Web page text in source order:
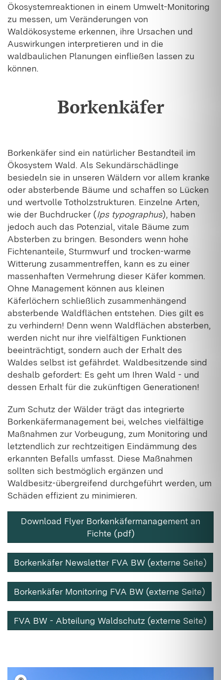
Ökosystemreaktionen in einem Umwelt-Monitoring
zu messen, um Veränderungen von
Waldökosysteme erkennen, ihre Ursachen und
Auswirkungen interpretieren und in die
waldbaulichen Planungen einfließen lassen zu
können.
Borkenkäfer
Borkenkäfer sind ein natürlicher Bestandteil im
Ökosystem Wald. Als Sekundärschädlinge
besiedeln sie in unseren Wäldern vor allem kranke
oder absterbende Bäume und schaffen so Lücken
und wertvolle Totholzstrukturen. Einzelne Arten,
wie der Buchdrucker (Ips typographus), haben
jedoch auch das Potenzial, vitale Bäume zum
Absterben zu bringen. Besonders wenn hohe
Fichtenanteile, Sturmwurf und trocken-warme
Witterung zusammentreffen, kann es zu einer
massenhaften Vermehrung dieser Käfer kommen.
Ohne Management können aus kleinen
Käferlöchern schließlich zusammenhängend
absterbende Waldflächen entstehen. Dies gilt es
zu verhindern! Denn wenn Waldflächen absterben,
werden nicht nur ihre vielfältigen Funktionen
beeinträchtigt, sondern auch der Erhalt des
Waldes selbst ist gefährdet. Waldbesitzende sind
deshalb gefordert: Es geht um Ihren Wald - und
dessen Erhalt für die zukünftigen Generationen!
Zum Schutz der Wälder trägt das integrierte
Borkenkäfermanagement bei, welches vielfältige
Maßnahmen zur Vorbeugung, zum Monitoring und
letztendlich zur rechtzeitigen Eindämmung des
erkannten Befalls umfasst. Diese Maßnahmen
sollten sich bestmöglich ergänzen und
Waldbesitz-übergreifend durchgeführt werden, um
Schäden effizient zu minimieren.
Download Flyer Borkenkäfermanagement an
Fichte (pdf)
Borkenkäfer Newsletter FVA BW (externe Seite)
Borkenkäfer Monitoring FVA BW (externe Seite)
FVA BW - Abteilung Waldschutz (externe Seite)